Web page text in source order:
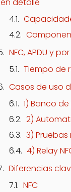
NFC, APDU y
Tiempo de
Casos de uso
1) Banco
2)
3)
4) Relay
Diferencias
NFC